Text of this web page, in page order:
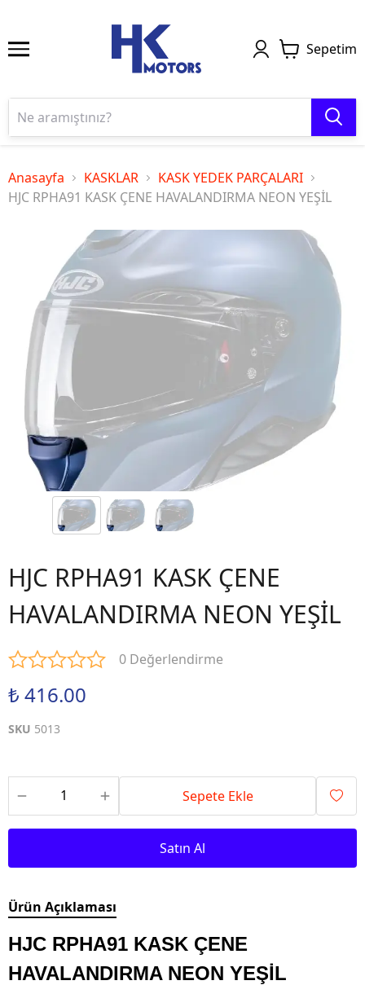
Sepetim
Anasayfa KASKLAR
KASK YEDEK PARÇALARI
HJC RPHA91 KASK ÇENE HAVALANDIRMA NEON YEŞİL
HJC RPHA91 KASK ÇENE
HAVALANDIRMA NEON YEŞİL
0 Değerlendirme
₺ 416.00
SKU 5013
Sepete Ekle
Satın Al
Ürün Açıklaması
HJC RPHA91 KASK ÇENE
HAVALANDIRMA NEON YEŞİL